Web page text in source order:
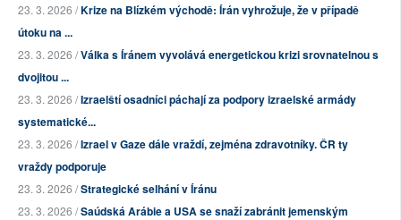
23. 3. 2026 /Krize na Blízkém východě: Írán vyhrožuje, že v případě
útoku na ...
23. 3. 2026 /Válka s Íránem vyvolává energetickou krizi srovnatelnou s
dvojitou ...
23. 3. 2026 /Izraelští osadníci páchají za podpory izraelské armády
systematické...
23. 3. 2026 /Izrael v Gaze dále vraždí, zejména zdravotníky. ČR ty
vraždy podporuje
23. 3. 2026 /Strategické selhání v Íránu
23. 3. 2026 /Saúdská Arábie a USA se snaží zabránit jemenským